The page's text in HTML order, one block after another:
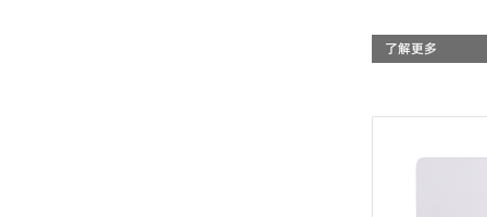
了解更多